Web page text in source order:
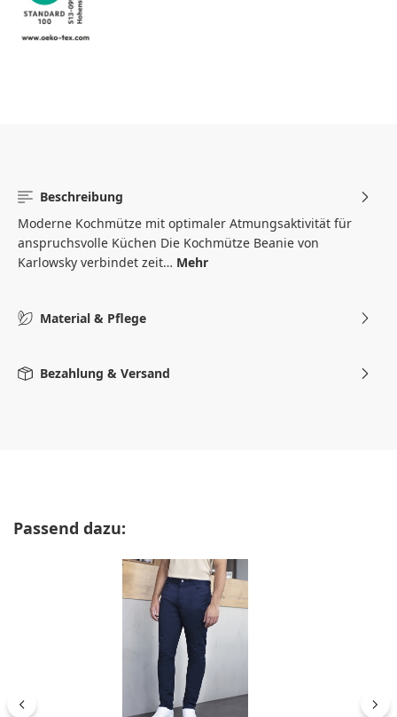
Beschreibung
Moderne Kochmütze mit optimaler Atmungsaktivität für
anspruchsvolle Küchen Die Kochmütze Beanie von
Karlowsky verbindet zeit… Mehr
Material & Pflege
Bezahlung & Versand
Produktgalerie überspringen
Passend dazu: